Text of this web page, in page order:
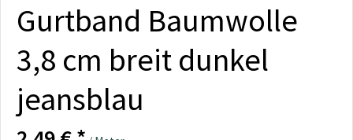
Gurtband Baumwolle
3,8 cm breit dunkel
jeansblau